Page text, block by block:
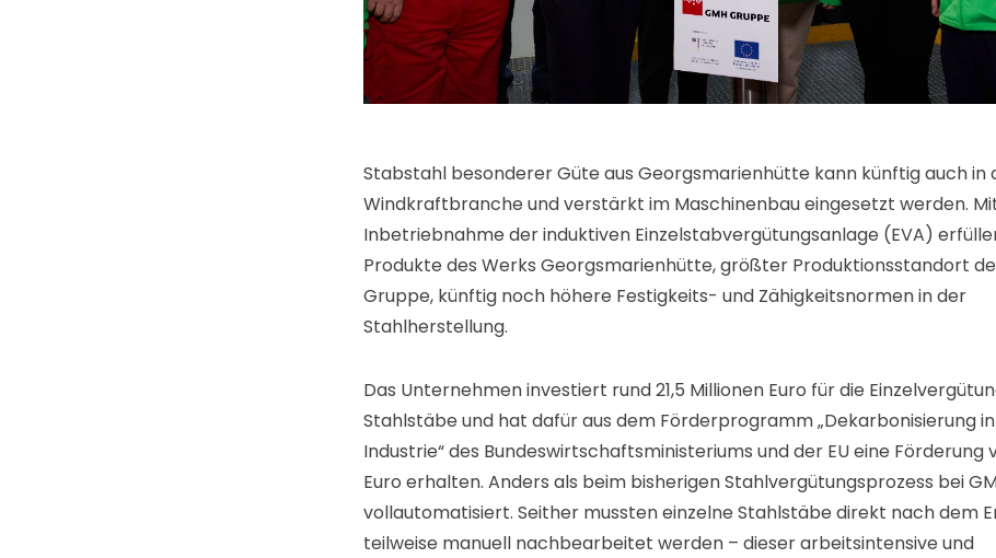
Stabstahl besonderer Güte aus Georgsmarienhütte kann künftig auch in
Windkraftbranche und verstärkt im Maschinenbau eingesetzt werden.
Inbetriebnahme der induktiven Einzelstabvergütungsanlage (EVA)
Produkte des Werks Georgsmarienhütte, größter Produktionsstandort
Gruppe, künftig noch höhere Festigkeits- und Zähigkeitsnormen in der
Stahlherstellung.
Das Unternehmen investiert rund 21,5 Millionen Euro für die
Stahlstäbe und hat dafür aus dem Förderprogramm „Dekarbonisierung
Industrie“ des Bundeswirtschaftsministeriums und der EU eine Förderung
Euro erhalten. Anders als beim bisherigen Stahlvergütungsprozess bei
vollautomatisiert. Seither mussten einzelne Stahlstäbe direkt nach dem
teilweise manuell nachbearbeitet werden – dieser arbeitsintensive und